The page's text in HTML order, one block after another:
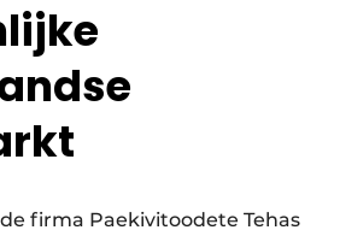
firma Paekivitoodete Tehas